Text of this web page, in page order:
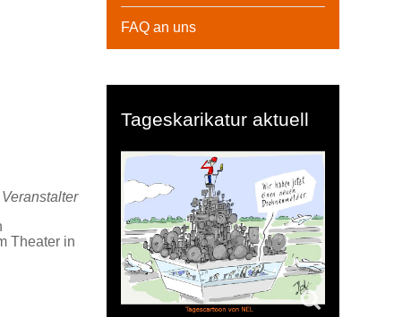
Theater in
FAQ an uns
Tageskarikatur aktuell